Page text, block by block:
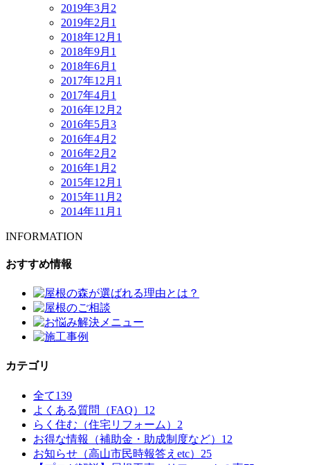
2019年3月 2
2019年2月 1
2018年12月 1
2018年9月 1
2018年6月 1
2017年12月 1
2017年4月 1
2016年12月 2
2016年5月 3
2016年4月 2
2016年2月 2
2016年1月 2
2015年12月 1
2015年11月 2
2014年11月 1
INFORMATION
おすすめ情報
カテゴリ
全て139
よくある質問（FAQ） 12
らく住む（住宅リフォーム） 2
お得な情報（補助金・助成制度など） 12
お知らせ（高山市民時報答えetc） 25